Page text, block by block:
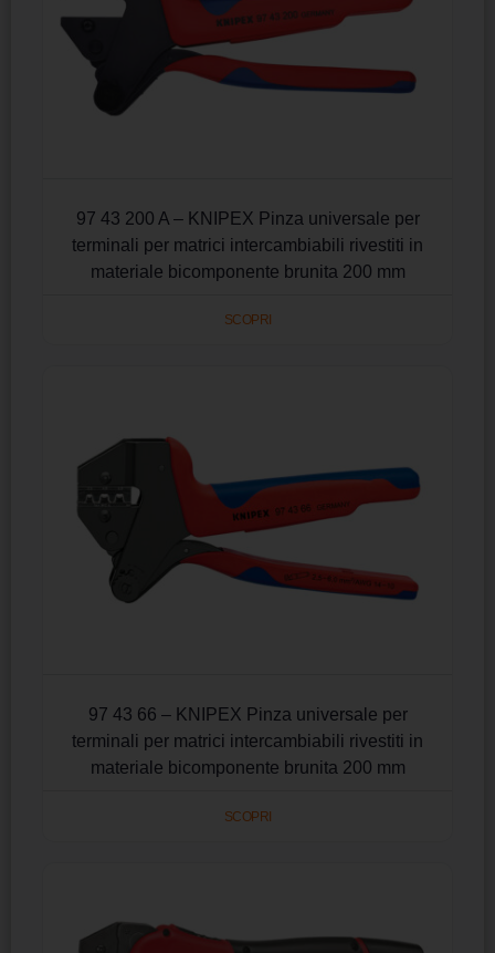
97 43 200 A – KNIPEX Pinza universale per
terminali per matrici intercambiabili rivestiti in
materiale bicomponente brunita 200 mm
SCOPRI
97 43 66 – KNIPEX Pinza universale per
terminali per matrici intercambiabili rivestiti in
materiale bicomponente brunita 200 mm
SCOPRI